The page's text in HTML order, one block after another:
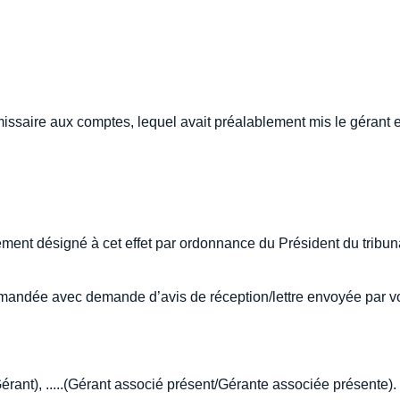
aux comptes, lequel avait préalablement mis le gérant
désigné à cet effet par ordonnance du Président du
avec demande d’avis de réception/lettre envoyée par
.....(Gérant associé présent/Gérante associée présente).